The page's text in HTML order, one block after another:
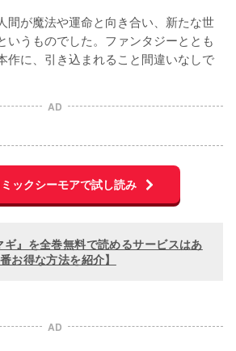
間が魔法や運命と向き合い、新たな世
いうものでした。ファンタジーととも
作に、引き込まれること間違いなしで
AD
ックシーモアで試し読み
ギ』を全巻無料で読めるサービスはあ
お得な方法を紹介】
AD